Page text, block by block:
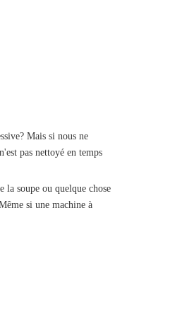
Mais si nous ne
pas nettoyé en temps
la soupe ou quelque chose
si une machine à